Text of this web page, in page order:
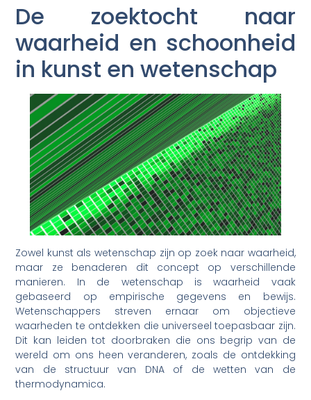
De zoektocht naar
waarheid en schoonheid
in kunst en wetenschap
Zowel kunst als wetenschap zijn op zoek naar waarheid,
maar ze benaderen dit concept op verschillende
manieren. In de wetenschap is waarheid vaak
gebaseerd op empirische gegevens en bewijs.
Wetenschappers streven ernaar om objectieve
waarheden te ontdekken die universeel toepasbaar zijn.
Dit kan leiden tot doorbraken die ons begrip van de
wereld om ons heen veranderen, zoals de ontdekking
van de structuur van DNA of de wetten van de
thermodynamica.